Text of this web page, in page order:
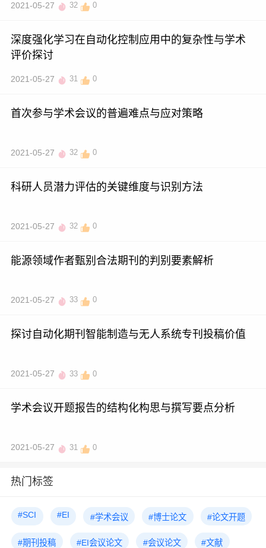
2021-05-27 32 0
深度强化学习在自动化控制应用中的复杂性与学术
评价探讨
2021-05-27 31 0
首次参与学术会议的普遍难点与应对策略
2021-05-27 32 0
科研人员潜力评估的关键维度与识别方法
2021-05-27 32 0
能源领域作者甄别合法期刊的判别要素解析
2021-05-27 33 0
探讨自动化期刊智能制造与无人系统专刊投稿价值
2021-05-27 33 0
学术会议开题报告的结构化构思与撰写要点分析
2021-05-27 31 0
热门标签
#SCI #EI #学术会议 #博士论文 #论文开题
#期刊投稿 #EI会议论文 #会议论文 #文献